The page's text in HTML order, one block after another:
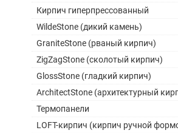
Кирпич гиперпрессованный
WildeStone (дикий камень)
GraniteStone (рваный кирпич)
ZigZagStone (сколотый кирпич)
GlossStone (гладкий кирпич)
ArchitectStone (архитектурный
Термопанели
LOFT-кирпич (кирпич ручной